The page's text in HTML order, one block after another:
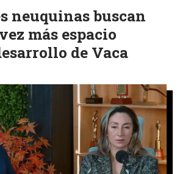
neuquinas buscan
más espacio
de Vaca